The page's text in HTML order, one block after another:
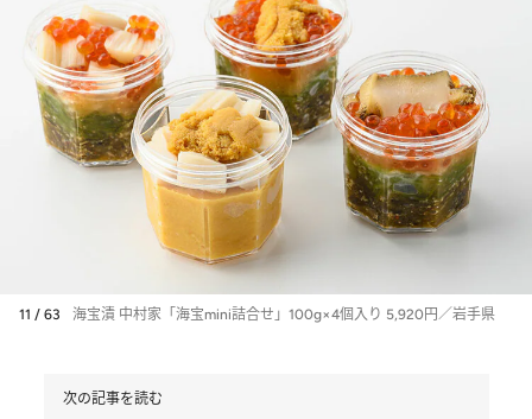
11 / 63 海宝漬 中村家「海宝mini詰合せ」100g×4個入り 5,920円／岩手県
次の記事を読む